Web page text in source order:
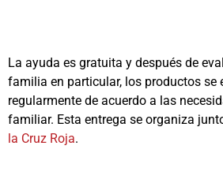
La ayuda es gratuita y después de
familia en particular, los productos se
regularmente de acuerdo a las
familiar. Esta entrega se organiza
la Cruz Roja.